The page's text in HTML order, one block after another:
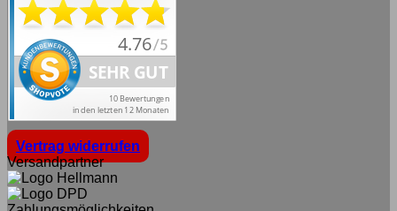
Vertrag widerrufen
Versandpartner